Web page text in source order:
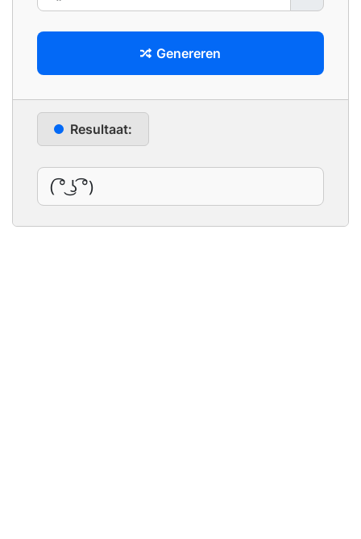
Genereren
Resultaat: